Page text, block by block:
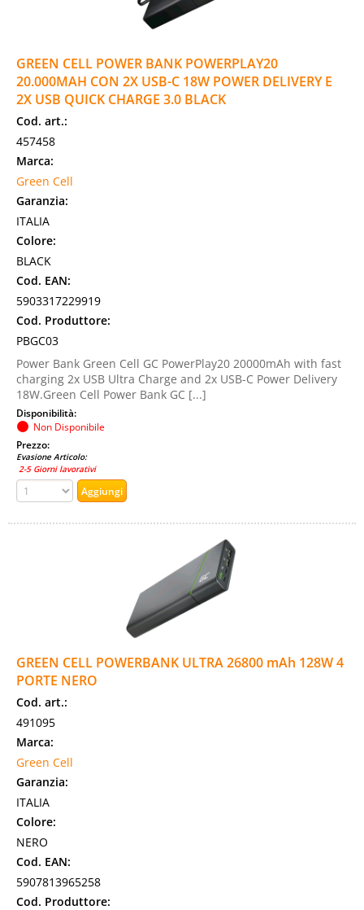
GREEN CELL POWER BANK POWERPLAY20
20.000MAH CON 2X USB-C 18W POWER DELIVERY E
2X USB QUICK CHARGE 3.0 BLACK
Cod. art.:
457458
Marca:
Green Cell
Garanzia:
ITALIA
Colore:
BLACK
Cod. EAN:
5903317229919
Cod. Produttore:
PBGC03
Power Bank Green Cell GC PowerPlay20 20000mAh with fast
charging 2x USB Ultra Charge and 2x USB-C Power Delivery
18W.Green Cell Power Bank GC [...]
Disponibilità:
Non Disponibile
Prezzo:
Evasione Articolo:
2-5 Giorni lavorativi
GREEN CELL POWERBANK ULTRA 26800 mAh 128W 4
PORTE NERO
Cod. art.:
491095
Marca:
Green Cell
Garanzia:
ITALIA
Colore:
NERO
Cod. EAN:
5907813965258
Cod. Produttore: